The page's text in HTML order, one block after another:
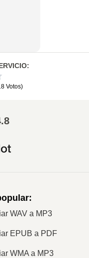
:
Votos)
:
WAV a MP3
EPUB a PDF
WMA a MP3